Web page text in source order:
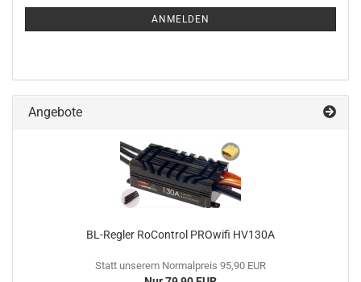
ANMELDEN
Angebote
BL-Regler RoControl PROwifi HV130A
Statt unserem Normalpreis 95,90 EUR